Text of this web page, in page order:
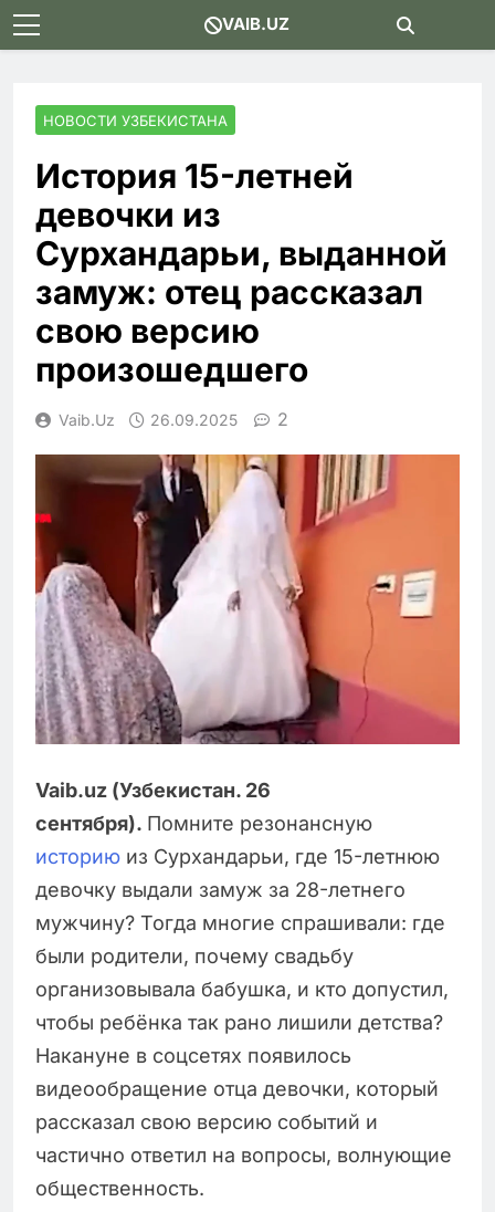
Skip
to
VAIB.UZ
НОВОСТИ УЗБЕКИСТАНА
История 15-летней
девочки из
Сурхандарьи, выданной
замуж: отец рассказал
свою версию
произошедшего
Vaib.uz 26.09.2025 2
Vaib.uz (Узбекистан. 26
сентября). Помните резонансную
историю из Сурхандарьи, где 15-летнюю
девочку выдали замуж за 28-летнего
мужчину? Тогда многие спрашивали: где
были родители, почему свадьбу
организовывала бабушка, и кто допустил,
чтобы ребёнка так рано лишили детства?
Накануне в соцсетях появилось
видеообращение отца девочки, который
рассказал свою версию событий и
частично ответил на вопросы, волнующие
общественность.